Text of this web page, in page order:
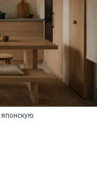
японскую